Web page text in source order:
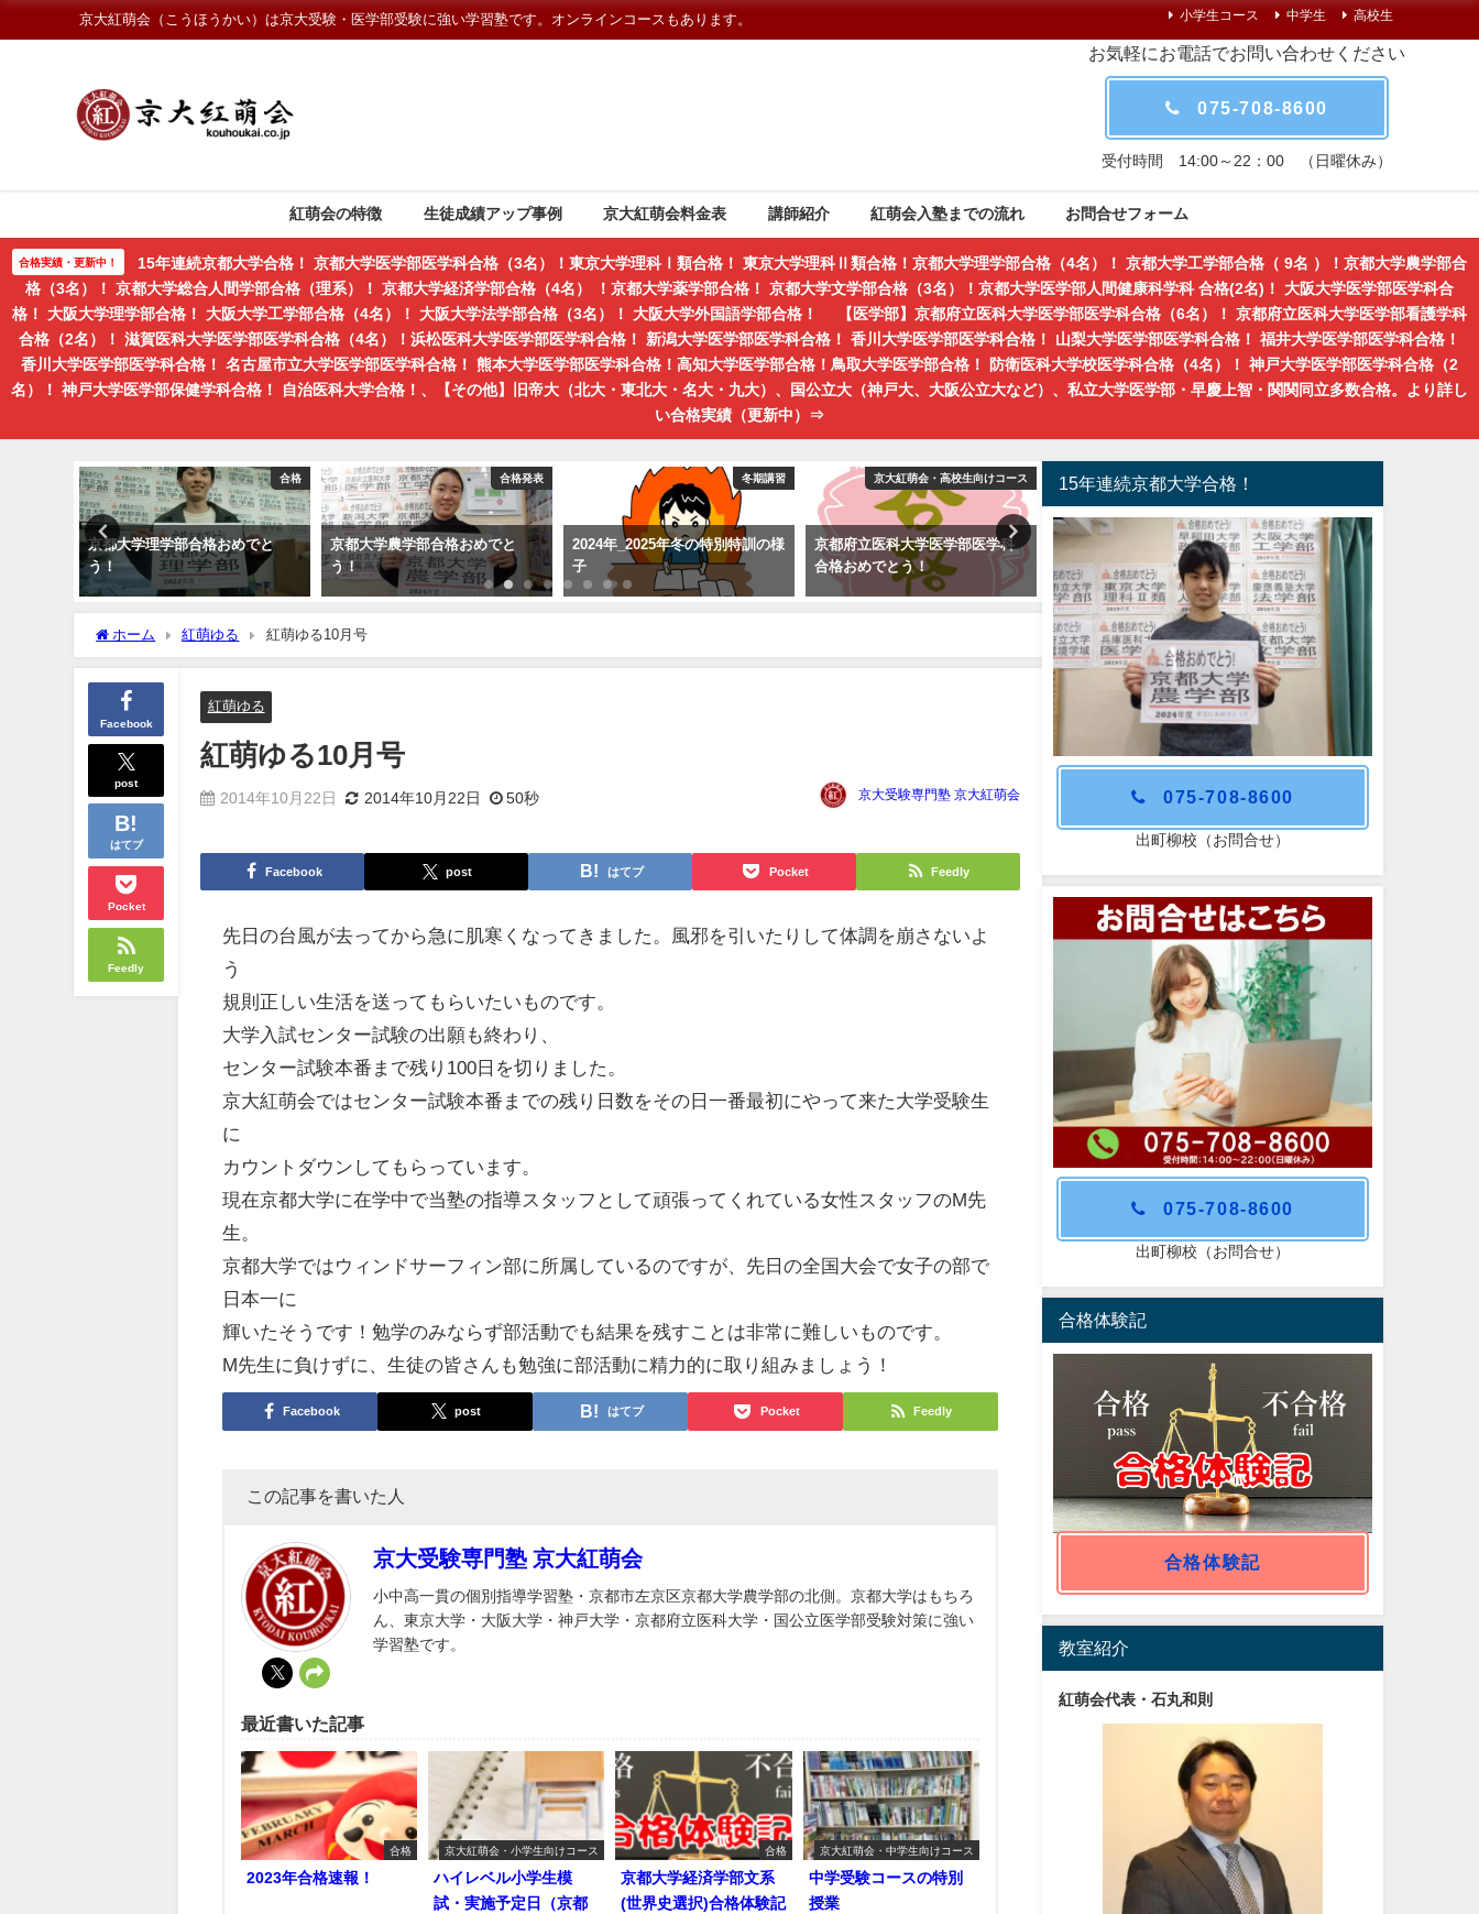
京大紅萌会（こうほうかい）は京大受験・医学部受験に強い学習塾です。オンラインコースもあります。 小学生コース 中学生 高校生
お気軽にお電話でお問い合わせください
075-708-8600
受付時間 14:00～22：00 （日曜休み）
紅萌会の特徴 生徒成績アップ事例 京大紅萌会料金表 講師紹介 紅萌会入塾までの流れ お問合せフォーム
合格実績・更新中！
15年連続京都大学合格！ 京都大学医学部医学科合格（3名）！東京大学理科Ⅰ類合格！ 東京大学理科Ⅱ類合格！京都大学理学部合格（4名）！ 京都大学工学部合格（ 9名 ）！京都大学農学部合
格（3名）！ 京都大学総合人間学部合格（理系）！ 京都大学経済学部合格（4名） ！京都大学薬学部合格！ 京都大学文学部合格（3名）！京都大学医学部人間健康科学科 合格(2名)！ 大阪大学医学部医学科合
格！ 大阪大学理学部合格！ 大阪大学工学部合格（4名）！ 大阪大学法学部合格（3名）！ 大阪大学外国語学部合格！ 【医学部】京都府立医科大学医学部医学科合格（6名）！ 京都府立医科大学医学部看護学科
合格（2名）！ 滋賀医科大学医学部医学科合格（4名）！浜松医科大学医学部医学科合格！ 新潟大学医学部医学科合格！ 香川大学医学部医学科合格！ 山梨大学医学部医学科合格！ 福井大学医学部医学科合格！
香川大学医学部医学科合格！ 名古屋市立大学医学部医学科合格！ 熊本大学医学部医学科合格！高知大学医学部合格！鳥取大学医学部合格！ 防衛医科大学校医学科合格（4名）！ 神戸大学医学部医学科合格（2
名）！ 神戸大学医学部保健学科合格！ 自治医科大学合格！、【その他】旧帝大（北大・東北大・名大・九大）、国公立大（神戸大、大阪公立大など）、私立大学医学部・早慶上智・関関同立多数合格。より詳し
い合格実績（更新中）⇒
合格
京都大学理学部合格おめでと
う！
合格発表
京都大学農学部合格おめでと
う！
冬期講習
2024年_2025年冬の特別特訓の様
子
京大紅萌会・高校生向けコース
京都府立医科大学医学部医学科
合格おめでとう！
京都の学習塾｜京大紅萌会ブログ
推薦入試合格おめでとう！
京都大学文学部合格おめで
う！
ホーム 紅萌ゆる 紅萌ゆる10月号
Facebook
post
はてブ
Pocket
Feedly
紅萌ゆる
紅萌ゆる10月号
2014年10月22日 2014年10月22日 50秒 京大受験専門塾 京大紅萌会
Facebook post はてブ Pocket Feedly
先日の台風が去ってから急に肌寒くなってきました。風邪を引いたりして体調を崩さないよ
う
規則正しい生活を送ってもらいたいものです。
大学入試センター試験の出願も終わり、
センター試験本番まで残り100日を切りました。
京大紅萌会ではセンター試験本番までの残り日数をその日一番最初にやって来た大学受験生
に
カウントダウンしてもらっています。
現在京都大学に在学中で当塾の指導スタッフとして頑張ってくれている女性スタッフのM先
生。
京都大学ではウィンドサーフィン部に所属しているのですが、先日の全国大会で女子の部で
日本一に
輝いたそうです！勉学のみならず部活動でも結果を残すことは非常に難しいものです。
M先生に負けずに、生徒の皆さんも勉強に部活動に精力的に取り組みましょう！
Facebook post はてブ Pocket Feedly
この記事を書いた人
京大受験専門塾 京大紅萌会
小中高一貫の個別指導学習塾・京都市左京区京都大学農学部の北側。京都大学はもちろ
ん、東京大学・大阪大学・神戸大学・京都府立医科大学・国公立医学部受験対策に強い
学習塾です。
最近書いた記事
合格
2023年合格速報！
京大紅萌会・小学生向けコース
ハイレベル小学生模
試・実施予定日（京都
合格
京都大学経済学部文系
(世界史選択)合格体験記
京大紅萌会・中学生向けコース
中学受験コースの特別
授業
15年連続京都大学合格！
075-708-8600
出町柳校（お問合せ）
075-708-8600
出町柳校（お問合せ）
合格体験記
合格体験記
教室紹介
紅萌会代表・石丸和則